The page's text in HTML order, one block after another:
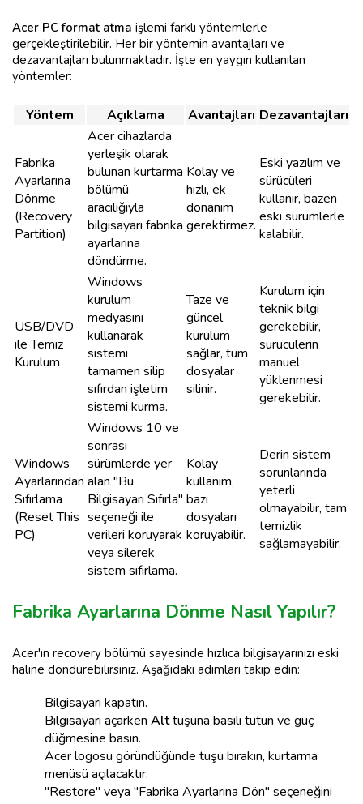
Acer PC format atma işlemi farklı yöntemlerle
gerçekleştirilebilir. Her bir yöntemin avantajları ve
dezavantajları bulunmaktadır. İşte en yaygın kullanılan
yöntemler:
Yöntem Açıklama Avantajları Dezavantajları
Fabrika
Ayarlarına
Dönme
(Recovery
Partition)
Acer cihazlarda
yerleşik olarak
bulunan kurtarma
bölümü
aracılığıyla
bilgisayarı fabrika
ayarlarına
döndürme.
Kolay ve
hızlı, ek
donanım
gerektirmez.
Eski yazılım ve
sürücüleri
kullanır, bazen
eski sürümlerle
kalabilir.
USB/DVD
ile Temiz
Kurulum
Windows
kurulum
medyasını
kullanarak
sistemi
tamamen silip
sıfırdan işletim
sistemi kurma.
Taze ve
güncel
kurulum
sağlar, tüm
dosyalar
silinir.
Kurulum için
teknik bilgi
gerekebilir,
sürücülerin
manuel
yüklenmesi
gerekebilir.
Windows
Ayarlarından
Sıfırlama
(Reset This
PC)
Windows 10 ve
sonrası
sürümlerde yer
alan "Bu
Bilgisayarı Sıfırla"
seçeneği ile
verileri koruyarak
veya silerek
sistem sıfırlama.
Kolay
kullanım,
bazı
dosyaları
koruyabilir.
Derin sistem
sorunlarında
yeterli
olmayabilir, tam
temizlik
sağlamayabilir.
Fabrika Ayarlarına Dönme Nasıl Yapılır?
Acer'ın recovery bölümü sayesinde hızlıca bilgisayarınızı eski
haline döndürebilirsiniz. Aşağıdaki adımları takip edin:
Bilgisayarı kapatın.
Bilgisayarı açarken Alttuşuna basılı tutun ve güç
düğmesine basın.
Acer logosu göründüğünde tuşu bırakın, kurtarma
menüsü açılacaktır.
"Restore" veya "Fabrika Ayarlarına Dön" seçeneğini